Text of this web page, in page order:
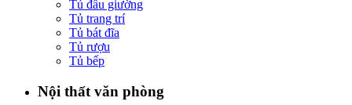
Tủ đầu giường
Tủ trang trí
Tủ bát đĩa
Tủ rượu
Tủ bếp
Nội thất văn phòng